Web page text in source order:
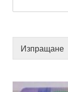
Изпращане